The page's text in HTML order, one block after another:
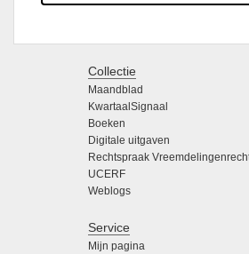
Collectie
Maandblad
KwartaalSignaal
Boeken
Digitale uitgaven
Rechtspraak
UCERF
Weblogs
Service
Mijn pagina